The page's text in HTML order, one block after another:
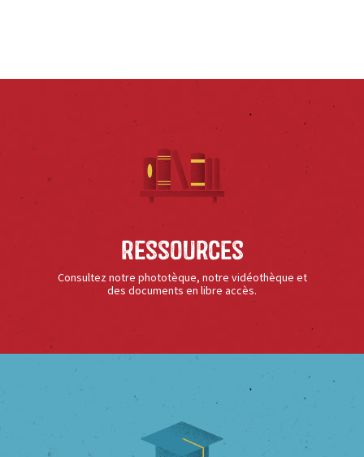
Ressources
Consultez notre phototèque, notre vidéothèque et
des documents en libre accès.